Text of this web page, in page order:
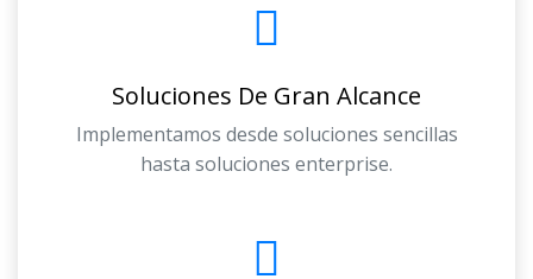
Soluciones De Gran Alcance
Implementamos desde soluciones sencillas
hasta soluciones enterprise.